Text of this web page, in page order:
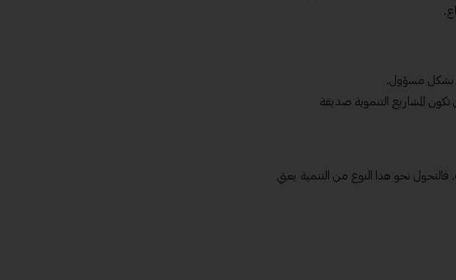
بشكل مسؤول.
تكون المشاريع التنموية صديقة
فالتحول نحو هذا النوع من التنمية يعني